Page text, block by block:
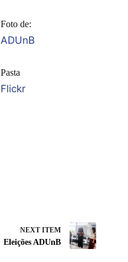
Foto de:
ADUnB
Pasta
Flickr
NEXT ITEM
Eleições ADUnB